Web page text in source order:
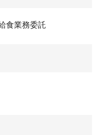
食業務委託